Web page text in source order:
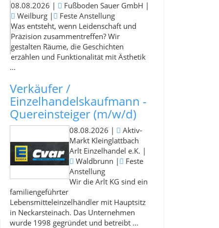
08.08.2026 | Fußboden Sauer GmbH |
Weilburg |
Feste Anstellung
Was entsteht, wenn Leidenschaft und
Präzision zusammentreffen? Wir
gestalten Räume, die Geschichten
erzählen und Funktionalität mit Ästhetik
...
Verkäufer /
Einzelhandelskaufmann -
Quereinsteiger (m/w/d)
08.08.2026 |
Aktiv-
Markt Kleinglattbach
Arlt Einzelhandel e.K. |
Waldbrunn |
Feste
Anstellung
Wir die Arlt KG sind ein
familiengeführter
Lebensmitteleinzelhändler mit Hauptsitz
in Neckarsteinach. Das Unternehmen
wurde 1998 gegründet und betreibt ...